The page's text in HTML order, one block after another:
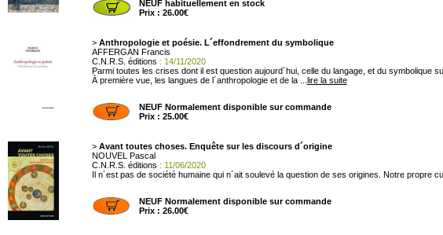
NEUF habituellement en stock
Prix : 26.00€
> Anthropologie et poésie. L´effondrement du symbolique
AFFERGAN Francis
C.N.R.S. éditions : 14/11/2020
Parmi toutes les crises dont il est question aujourd´hui, celle du langage, et du symbolique
À première vue, les langues de l´anthropologie et de la ... lire la suite
NEUF Normalement disponible sur commande
Prix : 25.00€
> Avant toutes choses. Enquête sur les discours d´origine
NOUVEL Pascal
C.N.R.S. éditions : 11/06/2020
Il n´est pas de société humaine qui n´ait soulevé la question de ses origines. Notre propre
NEUF Normalement disponible sur commande
Prix : 26.00€